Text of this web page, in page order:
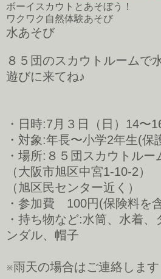
ボーイスカウトとあそぼう！
ワクワク自然体験あそび
水あそび
８５団のスカウトルームで
遊びに来てね♪
・日時:7月３日（日）14〜
・対象:年長〜小学2年生(保
・場所:８５団スカウトルー
（大阪市旭区中宮1-10-2）
（旭区民センター近く）
・参加費 100円(保険料を
・持ち物など:水筒、水着
ンダル、帽子
※雨天の場合はご連絡します